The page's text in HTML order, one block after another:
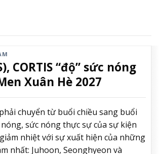
CORTIS “độ” sức nóng
Xuân Hè 2027
chuyển từ buổi chiều sang buổi
sức nóng thực sự của sự kiện
nhiệt với sự xuất hiện của những
nhất: Juhoon, Seonghyeon và